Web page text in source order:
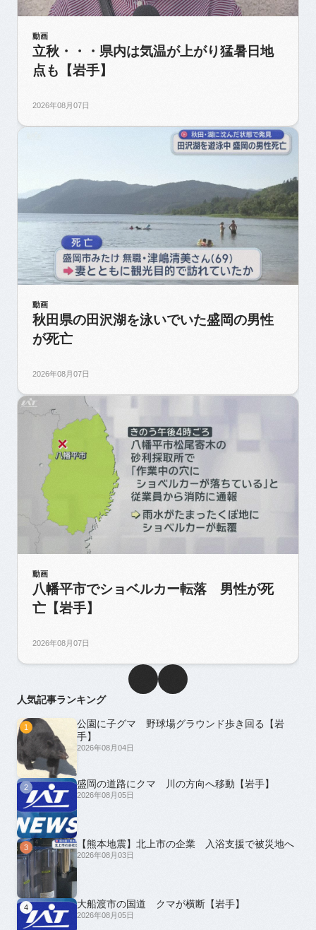
動画
立秋・・・県内は気温が上がり猛暑日地
点も【岩手】
2026年08月07日
動画
秋田県の田沢湖を泳いでいた盛岡の男性
が死亡
2026年08月07日
動画
八幡平市でショベルカー転落 男性が死
亡【岩手】
2026年08月07日
人気記事ランキング
1
公園に子グマ 野球場グラウンド歩き回る【岩
手】
2026年08月04日
2 盛岡の道路にクマ 川の方向へ移動【岩手】
2026年08月05日
3 【熊本地震】北上市の企業 入浴支援で被災地へ
2026年08月03日
4 大船渡市の国道 クマが横断【岩手】
2026年08月05日